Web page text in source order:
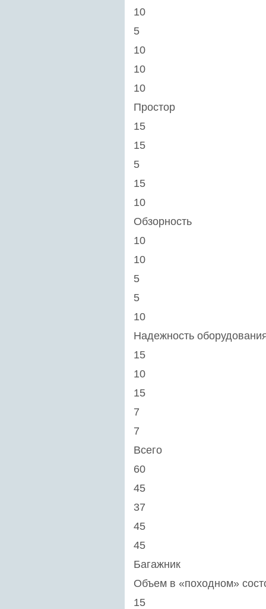
10
5
10
10
10
Простор
15
15
5
15
10
Обзорность
10
10
5
5
10
Надежность
15
10
15
7
7
Всего
60
45
37
45
45
Багажник
Объем в «походном»
15